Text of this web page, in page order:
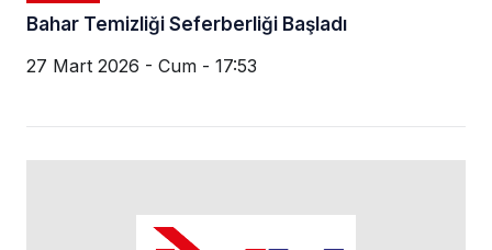
Bahar Temizliği Seferberliği Başladı
27 Mart 2026 - Cum - 17:53